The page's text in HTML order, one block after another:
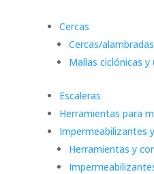
Cercas
Cercas/alambradas
Mallas ciclónicas y
Escaleras
Herramientas para
Impermeabilizantes
Herramientas y